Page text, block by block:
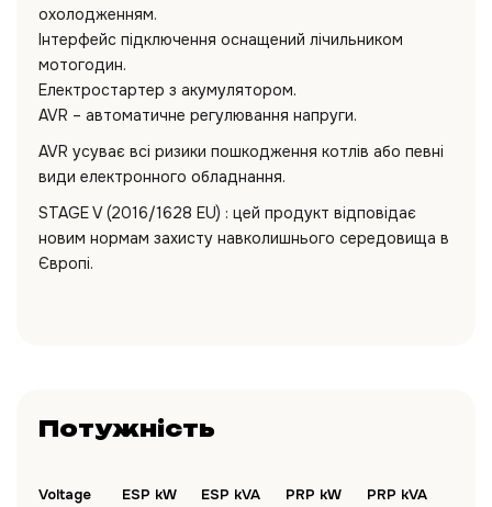
охолодженням.
Інтерфейс підключення оснащений лічильником
мотогодин.
Електростартер з акумулятором.
AVR – автоматичне регулювання напруги.
AVR усуває всі ризики пошкодження котлів або певні
види електронного обладнання.
STAGE V (2016/1628 EU) : цей продукт відповідає
новим нормам захисту навколишнього середовища в
Європі.
Потужність
Voltage ESP kW ESP kVA PRP kW PRP kVA